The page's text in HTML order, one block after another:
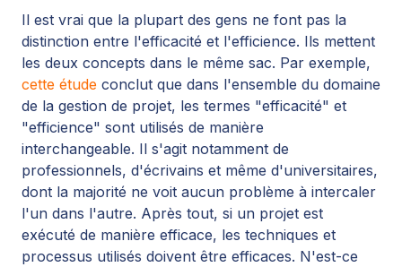
Il est vrai que la plupart des gens ne font pas la
distinction entre l'efficacité et l'efficience. Ils mettent
les deux concepts dans le même sac. Par exemple,
cette étude conclut que dans l'ensemble du domaine
de la gestion de projet, les termes "efficacité" et
"efficience" sont utilisés de manière
interchangeable. Il s'agit notamment de
professionnels, d'écrivains et même d'universitaires,
dont la majorité ne voit aucun problème à intercaler
l'un dans l'autre. Après tout, si un projet est
exécuté de manière efficace, les techniques et
processus utilisés doivent être efficaces. N'est-ce